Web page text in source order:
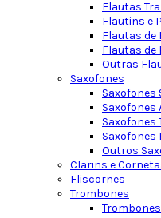
Flautas
Flautins e
Flautas de
Flautas de
Outras
Saxofones
Saxofones
Saxofones
Saxofones
Outros
Clarins e
Fliscornes
Trombones